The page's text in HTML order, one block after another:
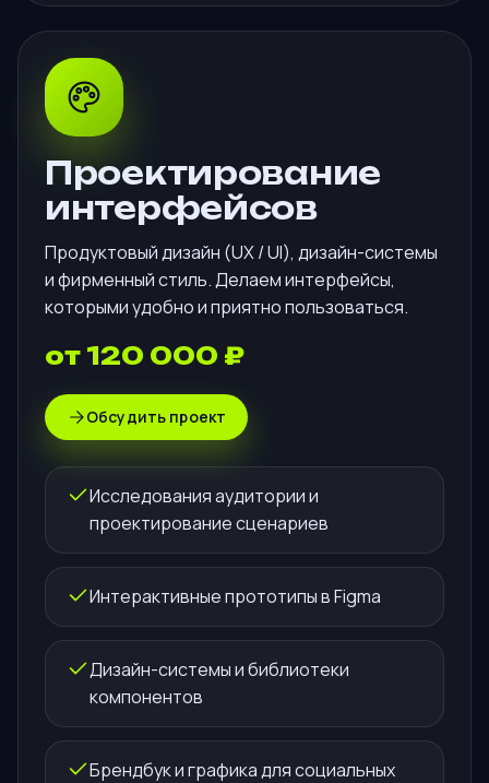
Проектирование
интерфейсов
Продуктовый дизайн (UX / UI), дизайн-системы
и фирменный стиль. Делаем интерфейсы,
которыми удобно и приятно пользоваться.
от 120 000 ₽
Обсудить проект
Исследования аудитории и
проектирование сценариев
Интерактивные прототипы в Figma
Дизайн-системы и библиотеки
компонентов
Брендбук и графика для социальных